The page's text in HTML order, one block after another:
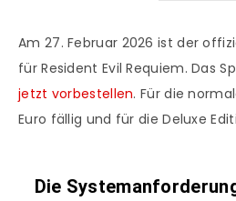
Am 27. Februar 2026 ist der
für Resident Evil Requiem. Das
jetzt vorbestellen. Für die
Euro fällig und für die Deluxe
Die